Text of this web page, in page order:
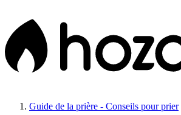
Guide de la prière - Conseils pour prier